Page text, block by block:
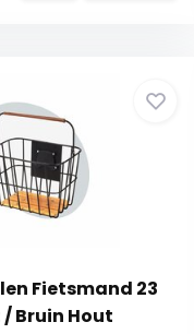
Fietsmand 23
Bruin Hout